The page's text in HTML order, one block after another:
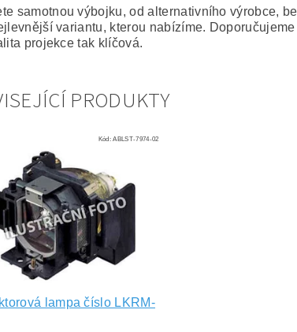
samotnou výbojku, od alternativního výrobce,
variantu, kterou nabízíme.
projekce tak klíčová.
PRODUKTY
Kód:ABLST-7974-02
lampa číslo LKRM-